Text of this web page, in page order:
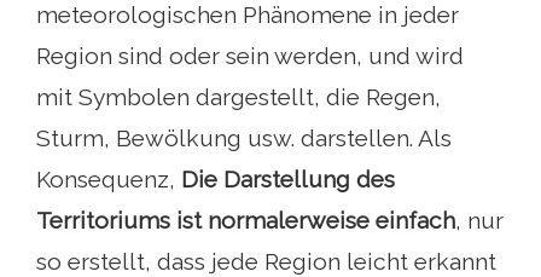
meteorologischen Phänomene in jeder
Region sind oder sein werden, und wird
mit Symbolen dargestellt, die Regen,
Sturm, Bewölkung usw. darstellen. Als
Konsequenz, Die Darstellung des
Territoriums ist normalerweise einfach, nur
so erstellt, dass jede Region leicht erkannt